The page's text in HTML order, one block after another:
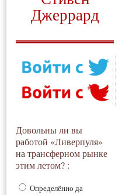
Джеррард
Довольны ли вы
работой «Ливерпуля»
на трансферном рынке
этим летом? :
Определённо да